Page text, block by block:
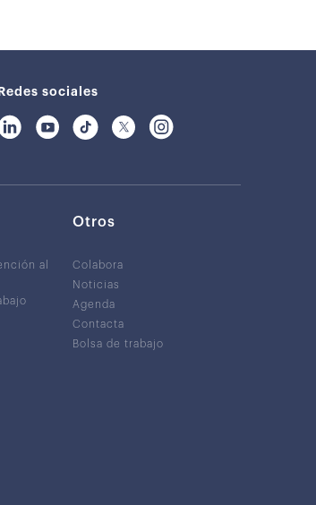
Redes sociales
al
Otros
Colabora
Noticias
Agenda
Contacta
Bolsa de trabajo